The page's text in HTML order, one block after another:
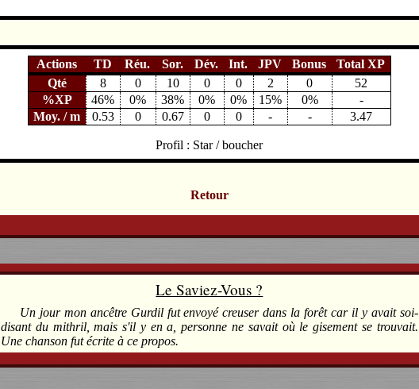
Actions TD Réu. Sor. Dév. Int. JPV Bonus
Total XP
Qté
8 0 10 0 0 2 0
52
%XP
46% 0% 38% 0% 0% 15% 0%
-
Moy. / m
0.53 0 0.67 0 0 - - 3.47
Profil : Star / boucher
Retour
Le Saviez-Vous ?
Un jour mon ancêtre Gurdil fut envoyé creuser dans la forêt car il y avait soi-
disant du mithril, mais s'il y en a, personne ne savait où le gisement se trouvait.
Une chanson fut écrite à ce propos.